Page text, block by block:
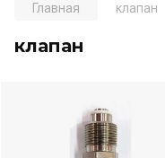
Главная клапан
клапан